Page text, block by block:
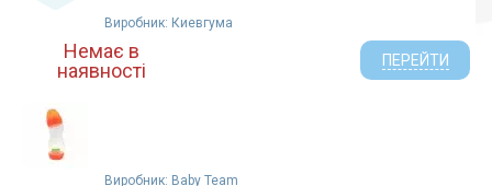
Виробник: Киевгума
Немає в
наявності
ПЕРЕЙТИ
Виробник: Baby Team